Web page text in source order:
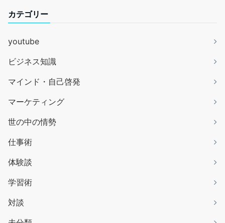
カテゴリー
youtube
ビジネス知識
マインド・自己啓発
マーケティング
世の中の情勢
仕事術
体験談
学習術
対談